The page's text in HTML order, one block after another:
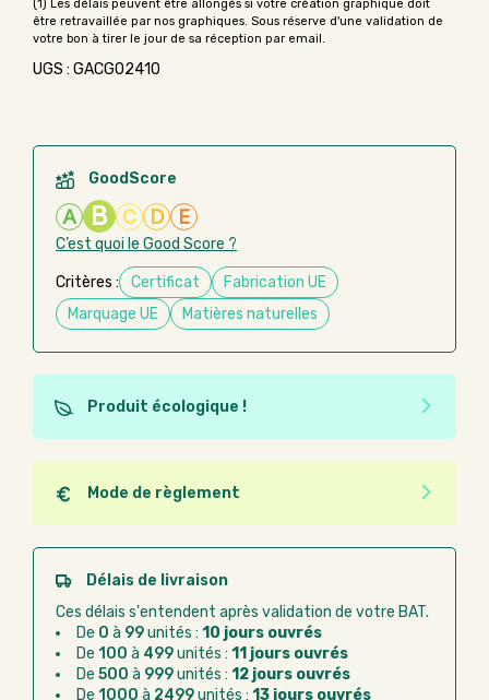
UGS : GACGO2410
GoodScore
A B C D E
C’est quoi le Good Score ?
Critères : Certificat
Fabrication UE
Marquage UE
Matières naturelles
Produit écologique !
Ce produit est éco-conçu, il a été fabriqué à partir de
matériaux recyclés ou recyclables. Ces produits
peuvent plus facilement obtenir une seconde vie
après utilisation. L'origine de fabrication du produit
n'entre pas dans les critères d'éco-conception.
Mode de règlement
Quel que soit le mode de règlement, vous pouvez
passer commande en ligne sur Good Act.
Paiement CB :paiement sécurisé par carte
Virement bancaire :règlement sur facture
après la commande
Chorus Pro :règlement par mandat
Délais de livraison
Ces délais s'entendent après validation de votre BAT.
De 0 à 99unités : 10 jours ouvrés
De 100 à 499unités : 11 jours ouvrés
De 500 à 999unités : 12 jours ouvrés
De 1000 à 2499unités : 13 jours ouvrés